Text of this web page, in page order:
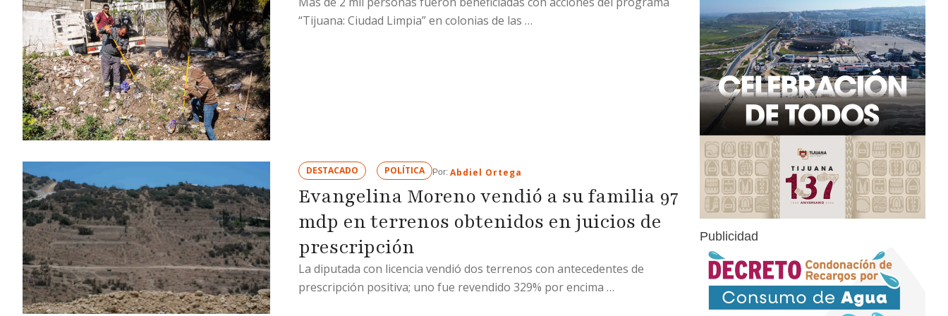
en el ejido Francisco Villa Segunda
Sección, la víctima acudió al lugar,
“Tijuana: Ciudad Limpia” en colonias de las …
DESTACADO POLÍTICA Por: Abdiel Ortega
Evangelina Moreno vendió a su familia 97
mdp en terrenos obtenidos en juicios de
prescripción
La diputada con licencia vendió dos terrenos con antecedentes de
prescripción positiva; uno fue revendido 329% por encima …
Publicidad